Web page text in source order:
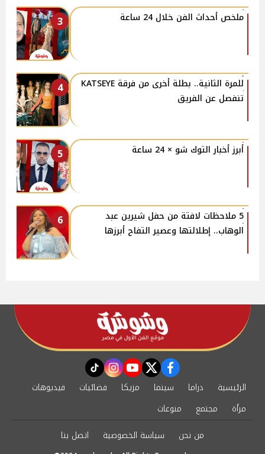
3 ملخص أحداث الفن خلال 24 ساعة
4
للمرة الثانية.. بطلة أخرى من فرقة KATSEYE
تنفصل عن الفريق
5 أبرز أخبار التوك شو × 24 ساعة
6
5 ملاحظات لافتة من حفل شيرين عبد
الوهاب.. إطلالتها وعصير التفاح أبرزها
facebook
twitter
youtube
instagram
tiktok
الرئيسية دراما سينما مزيكا فضائيات
فيديوهات
مرأة
مجتمع
منوعات
من نحن
سياسة الخصوصية اتصل بنا